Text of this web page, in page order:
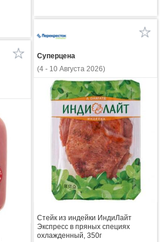
Суперцена
(4 - 10 Августа 2026)
Стейк из индейки ИндиЛайт
Экспресс в пряных специях
охлажденный, 350г